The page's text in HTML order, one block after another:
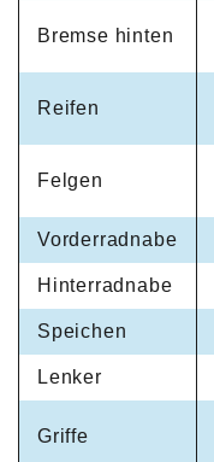
Bremse hinten
Reifen
Felgen
Vorderradnabe
Hinterradnabe
Speichen
Lenker
Griffe